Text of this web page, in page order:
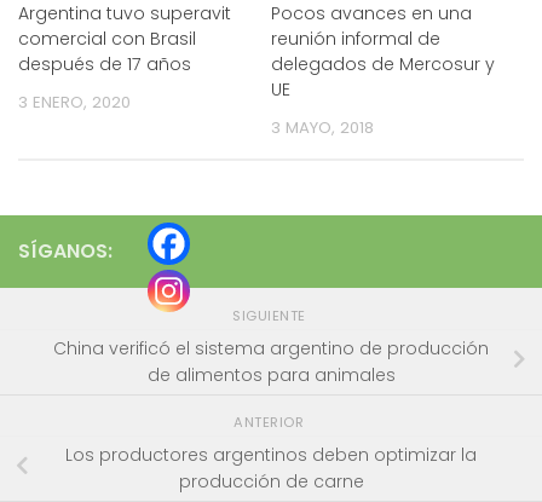
Argentina tuvo superavit
comercial con Brasil
después de 17 años
3 ENERO, 2020
Pocos avances en una
reunión informal de
delegados de Mercosur y
UE
3 MAYO, 2018
SÍGANOS:
SIGUIENTE
China verificó el sistema argentino de producción
de alimentos para animales
ANTERIOR
Los productores argentinos deben optimizar la
producción de carne